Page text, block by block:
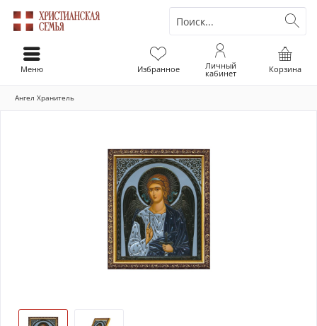
Корзина
Избранное Личный
кабинет
Меню
Ангел Хранитель